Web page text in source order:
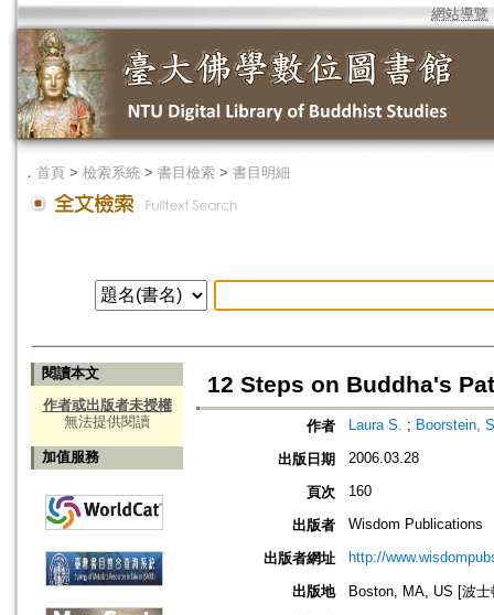
網站導覽
． 首頁 > 檢索系統 > 書目檢索 > 書目明細
閱讀本文
作者或出版者未授權
無法提供閱讀
加值服務
12 Steps on Buddha's
作者 Laura S. ; Boorstein,
出版日期 2006.03.28
頁次 160
出版者 Wisdom Publications
出版者網址 http://
出版地
Boston, MA, US [波